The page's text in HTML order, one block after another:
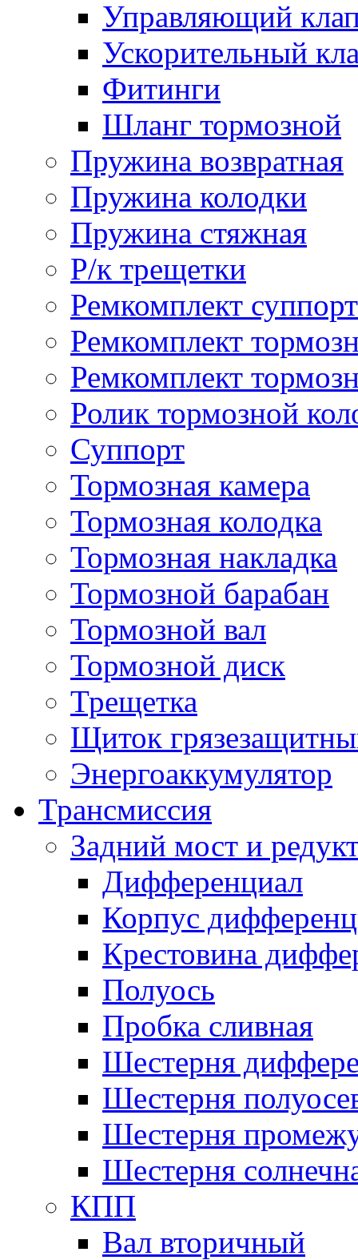
Управляющий
Ускорительный
Фитинги
Шланг тормозной
Пружина возвратная
Пружина колодки
Пружина стяжная
Р/к трещетки
Ремкомплект
Ремкомплект
Ремкомплект
Ролик тормозной
Суппорт
Тормозная камера
Тормозная колодка
Тормозная накладка
Тормозной барабан
Тормозной вал
Тормозной диск
Трещетка
Щиток
Энергоаккумулятор
Трансмиссия
Задний мост и
Дифференциал
Корпус
Крестовина
Полуось
Пробка сливная
Шестерня
Шестерня
Шестерня
Шестерня
КПП
Вал вторичный